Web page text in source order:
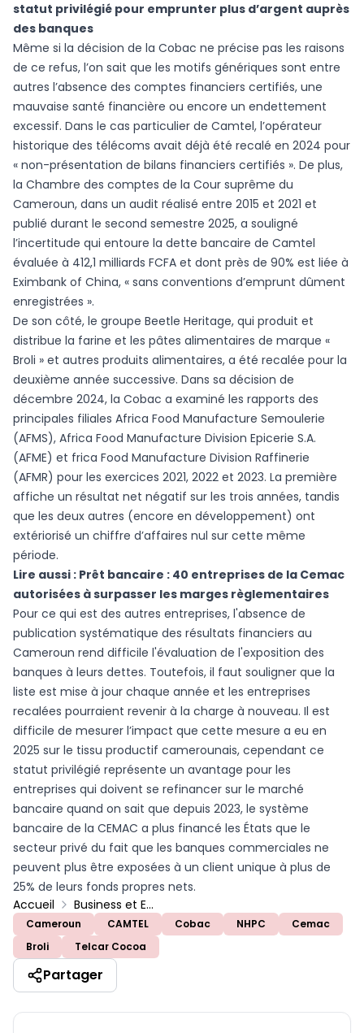
statut privilégié pour emprunter plus d’argent auprès
des banques
Même si la décision de la Cobac ne précise pas les raisons
de ce refus, l’on sait que les motifs génériques sont entre
autres l’absence des comptes financiers certifiés, une
mauvaise santé financière ou encore un endettement
excessif. Dans le cas particulier de Camtel, l’opérateur
historique des télécoms avait déjà été recalé en 2024 pour
« non-présentation de bilans financiers certifiés ». De plus,
la Chambre des comptes de la Cour suprême du
Cameroun, dans un audit réalisé entre 2015 et 2021 et
publié durant le second semestre 2025, a souligné
l’incertitude qui entoure la dette bancaire de Camtel
évaluée à 412,1 milliards FCFA et dont près de 90% est liée à
Eximbank of China, « sans conventions d’emprunt dûment
enregistrées ».
De son côté, le groupe Beetle Heritage, qui produit et
distribue la farine et les pâtes alimentaires de marque «
Broli » et autres produits alimentaires, a été recalée pour la
deuxième année successive. Dans sa décision de
décembre 2024, la Cobac a examiné les rapports des
principales filiales Africa Food Manufacture Semoulerie
(AFMS), Africa Food Manufacture Division Epicerie S.A.
(AFME) et frica Food Manufacture Division Raffinerie
(AFMR) pour les exercices 2021, 2022 et 2023. La première
affiche un résultat net négatif sur les trois années, tandis
que les deux autres (encore en développement) ont
extériorisé un chiffre d’affaires nul sur cette même
période.
Lire aussi : Prêt bancaire : 40 entreprises de la Cemac
autorisées à surpasser les marges règlementaires
Pour ce qui est des autres entreprises, l'absence de
publication systématique des résultats financiers au
Cameroun rend difficile l'évaluation de l'exposition des
banques à leurs dettes. Toutefois, il faut souligner que la
liste est mise à jour chaque année et les entreprises
recalées pourraient revenir à la charge à nouveau. Il est
difficile de mesurer l’impact que cette mesure a eu en
2025 sur le tissu productif camerounais, cependant ce
statut privilégié représente un avantage pour les
entreprises qui doivent se refinancer sur le marché
bancaire quand on sait que depuis 2023, le système
bancaire de la CEMAC a plus financé les États que le
secteur privé du fait que les banques commerciales ne
peuvent plus être exposées à un client unique à plus de
25% de leurs fonds propres nets.
Accueil
Business et Entreprises
Cameroun CAMTEL Cobac NHPC
Cemac
Broli
Telcar Cocoa
Partager